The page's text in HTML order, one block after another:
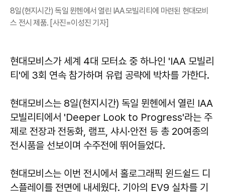
8일(현지시간) 독일 뮌헨에서 열린 IAA 모빌리티에 마련된 현대모비
스 전시 제품. [사진=이성진 기자]
현대모비스가 세계 4대 모터쇼 중 하나인 'IAA 모빌리
티'에 3회 연속 참가하며 유럽 공략에 박차를 가한다.
현대모비스는 8일(현지시간) 독일 뮌헨에서 열린 IAA
모빌리티에서 'Deeper Look to Progress'라는 주
제로 전장과 전동화, 램프, 샤시·안전 등 총 20여종의
전시품을 선보이며 수주전에 뛰어들었다.
현대모비스는 이번 전시에서 홀로그래픽 윈드쉴드 디
스플레이를 전면에 내세웠다. 기아의 EV9 실차를 기